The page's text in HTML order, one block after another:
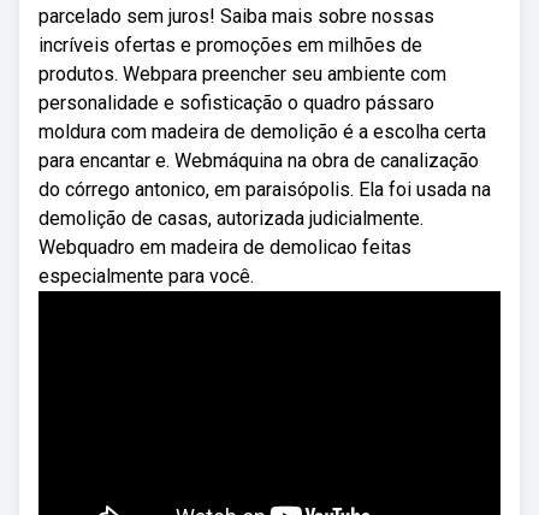
parcelado sem juros! Saiba mais sobre nossas
incríveis ofertas e promoções em milhões de
produtos. Webpara preencher seu ambiente com
personalidade e sofisticação o quadro pássaro
moldura com madeira de demolição é a escolha certa
para encantar e. Webmáquina na obra de canalização
do córrego antonico, em paraisópolis. Ela foi usada na
demolição de casas, autorizada judicialmente.
Webquadro em madeira de demolicao feitas
especialmente para você.